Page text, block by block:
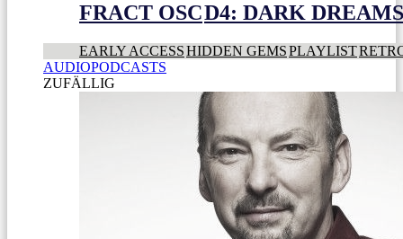
FRACT OSCD4: DARK
EARLY ACCESSHIDDEN GEMSPLAYLIST
AUDIOPODCASTS
ZUFÄLLIG